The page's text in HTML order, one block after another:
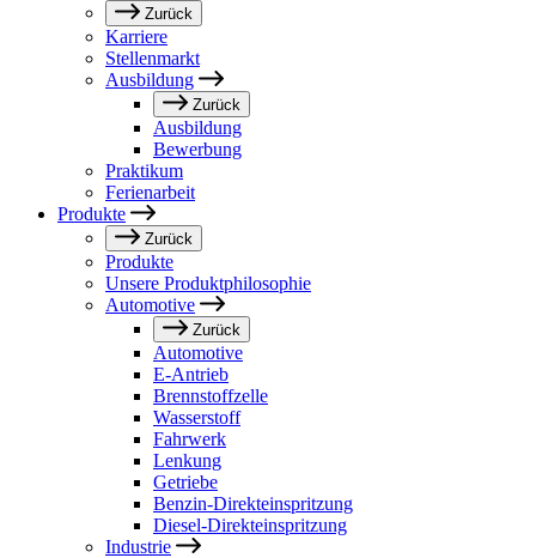
Zurück
Karriere
Stellenmarkt
Ausbildung
Zurück
Ausbildung
Bewerbung
Praktikum
Ferienarbeit
Produkte
Zurück
Produkte
Unsere Produktphilosophie
Automotive
Zurück
Automotive
E-Antrieb
Brennstoffzelle
Wasserstoff
Fahrwerk
Lenkung
Getriebe
Benzin-Direkteinspritzung
Diesel-Direkteinspritzung
Industrie